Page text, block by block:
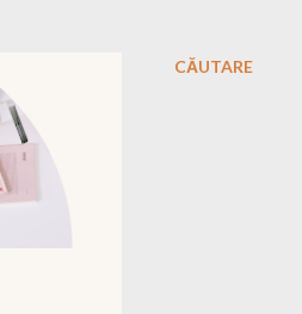
CĂUTARE